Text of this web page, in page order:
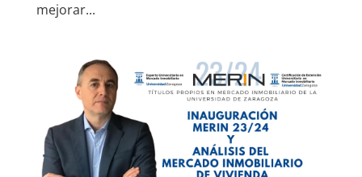
mejorar...